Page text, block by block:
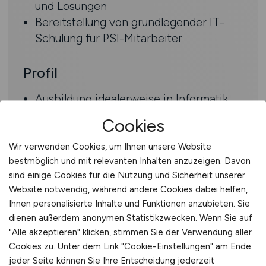
und Lösungen
Bereitstellung von grundlegender IT-
Schulung für PSI-Mitarbeiter
Profil
Ausbildung idealerweise in Informatik
Volle Arbeitskompetenz in Deutsch und
Englisch
Die Ausbildung zum Microsoft Certified
Desktop Support Technician (MCDST)
ist ein Plus
Verwandte Erfahrungen in System- und
Netzwerkadministration
Kenntnisse grundlegender
Cookies
Wir verwenden Cookies, um Ihnen unsere Website
bestmöglich und mit relevanten Inhalten anzuzeigen. Davon
sind einige Cookies für die Nutzung und Sicherheit unserer
Website notwendig, während andere Cookies dabei helfen,
Ihnen personalisierte Inhalte und Funktionen anzubieten. Sie
dienen außerdem anonymen Statistikzwecken. Wenn Sie auf
"Alle akzeptieren" klicken, stimmen Sie der Verwendung aller
Cookies zu. Unter dem Link "Cookie-Einstellungen" am Ende
jeder Seite können Sie Ihre Entscheidung jederzeit